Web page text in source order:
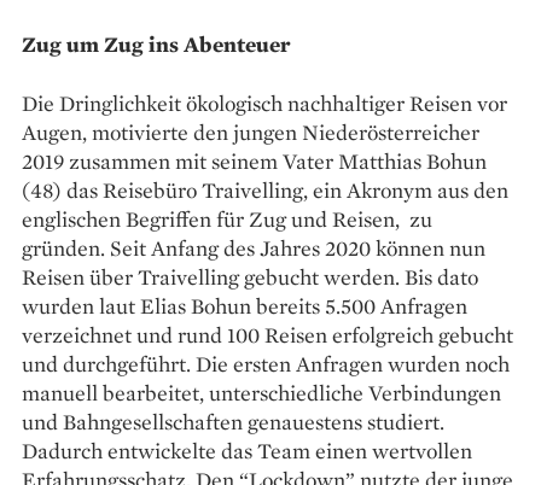
Zug um Zug ins Abenteuer
Die Dringlichkeit ökologisch nachhaltiger Reisen vor
Augen, motivierte den jungen Niederösterreicher
2019 zusammen mit seinem Vater Matthias Bohun
(48) das Reisebüro Traivelling, ein Akronym aus den
englischen Begriffen für Zug und Reisen, zu
gründen. Seit Anfang des Jahres 2020 können nun
Reisen über Traivelling gebucht werden. Bis dato
wurden laut Elias Bohun bereits 5.500 Anfragen
verzeichnet und rund 100 Reisen erfolgreich gebucht
und durchgeführt. Die ersten Anfragen wurden noch
manuell bearbeitet, unterschiedliche Verbindungen
und Bahngesellschaften genauestens studiert.
Dadurch entwickelte das Team einen wertvollen
Erfahrungsschatz. Den “Lockdown” nutzte der junge